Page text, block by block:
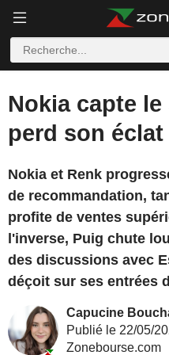
Nokia capte
perd son éclat
Nokia et Renk
de recommandation,
profite de ventes
l'inverse, Puig chute
des discussions avec
déçoit sur ses entrées
Capucine
Publié le 22/05/
Zonebourse.com